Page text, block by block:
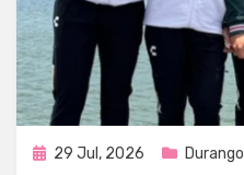
Publicada
29 Jul, 2026 Durango